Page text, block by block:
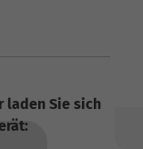
laden Sie sich